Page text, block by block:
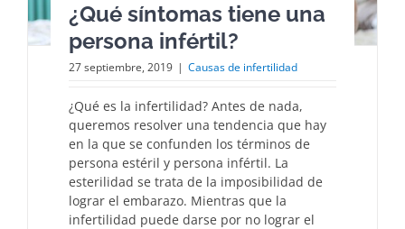
¿Qué síntomas tiene una
persona infértil?
27 septiembre, 2019 | Causas de infertilidad
¿Qué es la infertilidad? Antes de nada,
queremos resolver una tendencia que hay
en la que se confunden los términos de
persona estéril y persona infértil. La
esterilidad se trata de la imposibilidad de
lograr el embarazo. Mientras que la
infertilidad puede darse por no lograr el